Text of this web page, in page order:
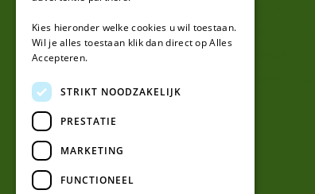
Over ons
Privacy en
Kies hieronder welke cookies u wil toestaan.
Wil je alles toestaan klik dan direct op Alles
Accepteren.
STRIKT NOODZAKELIJK
PRESTATIE
MARKETING
FUNCTIONEEL